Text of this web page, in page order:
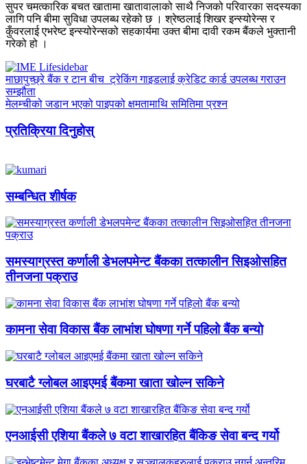
सुपर चमत्कारिक बचत खातामा खातावालाको साथै निजको परिवारका सदस्यका
लागि पनि बीमा सुविधा उपलब्ध रहेको छ । श्रेष्ठलाई शिखर इन्स्योरेन्स र
कुँवरलाई एभरेष्ट इन्स्योरेन्सको सहकार्यमा उक्त बीमा दावी रकम बैंकले भुक्तानी
गरेको हो ।
माछापुच्छ्रे बैंक र टान बीच ट्रेकिंग गाइडलाई क्रेडिट कार्ड उपलब्ध गराउन
सम्झौता
मेलम्चीको जडान भएको पाइपको क्षमतामाथि समितिमा प्रश्न
प्रतिक्रिया दिनुहोस्
सम्बन्धित शीर्षक
समस्याग्रस्त कर्णाली डेभलपमेन्ट बैंकका तत्कालीन सिइओसहित
तीनजना पक्राउ
कामना सेवा विकास बैंक लाभांश घोषणा गर्ने पहिलो बैंक बन्यो
घरबाटै ग्लोबल आइएमई बैंकमा खाता खोल्न सकिने
एनआईसी एशिया बैंकले ७ वटा शाखारहित बैंकिङ सेवा बन्द गर्यो